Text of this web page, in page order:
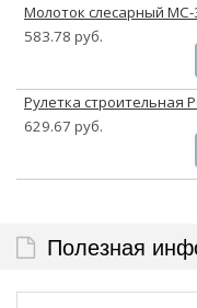
Молоток слесарный
583.78 руб.
Рулетка строительная
629.67 руб.
Полезная